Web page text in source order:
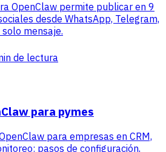
OpenClaw permite publicar en 9
desde WhatsApp, Telegram,
solo mensaje.
de lectura
para pymes
para empresas en CRM,
pasos de configuración,